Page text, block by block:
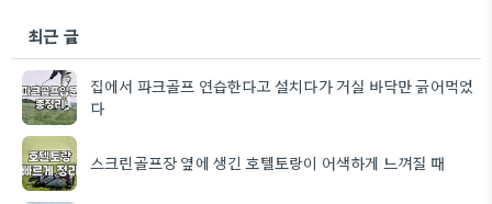
최근 글
집에서 파크골프 연습한다고 설치다가 거실 바닥만 긁어먹었
다
스크린골프장 옆에 생긴 호텔토랑이 어색하게 느껴질 때